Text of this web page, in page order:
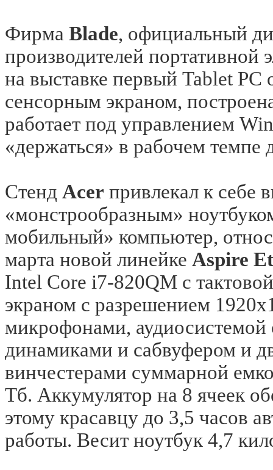
Фирма Blade, официальный
производителей портативной
на выставке первый Tablet PC
сенсорным экраном,
работает под управлением
«держаться» в рабочем темпе
Стенд Acer привлекал к
«монстрообразным»
мобильный» компьютер,
марта новой линейке Aspire
Intel Core i7-820QM с
экраном с разрешением
микрофонами, аудиосистемой
динамиками и сабвуфером и
винчестерами суммарной
Тб. Аккумулятор на 8 ячеек
этому красавцу до 3,5 часов
работы. Весит ноутбук 4,7